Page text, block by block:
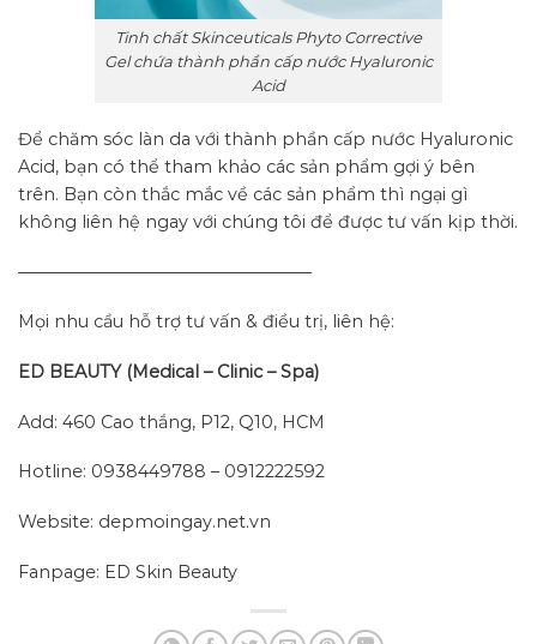
Tinh chất Skinceuticals Phyto Corrective
Gel chứa thành phần cấp nước Hyaluronic
Acid
Để chăm sóc làn da với thành phần cấp nước Hyaluronic
Acid, bạn có thể tham khảo các sản phẩm gợi ý bên
trên. Bạn còn thắc mắc về các sản phẩm thì ngại gì
không liên hệ ngay với chúng tôi để được tư vấn kịp thời.
—————————————————–
Mọi nhu cầu hỗ trợ tư vấn & điều trị, liên hệ:
ED BEAUTY (Medical – Clinic – Spa)
Add: 460 Cao thắng, P12, Q10, HCM
Hotline: 0938449788 – 0912222592
Website: depmoingay.net.vn
Fanpage: ED Skin Beauty